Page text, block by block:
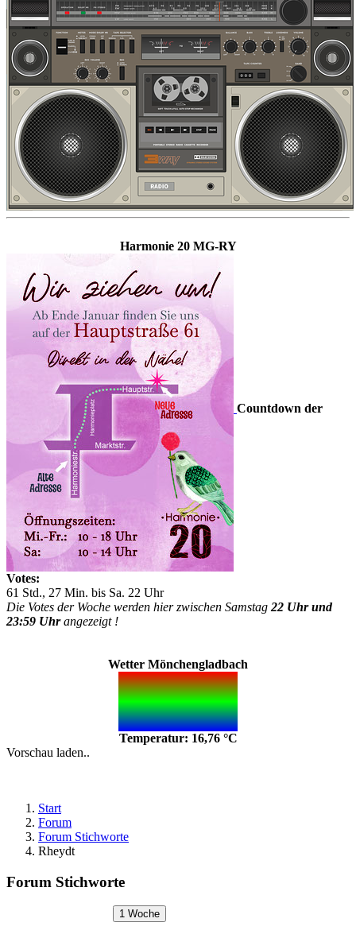
Harmonie 20 MG-RY
Countdown der
Votes:
61 Std., 27 Min. bis Sa. 22 Uhr
Die Votes der Woche werden hier zwischen Samstag 22 Uhr und
23:59 Uhrangezeigt !
Wetter Mönchengladbach
Temperatur: 16,76 °C
Vorschau laden..
Start
Forum
Forum Stichworte
Rheydt
Forum Stichworte
1 Woche